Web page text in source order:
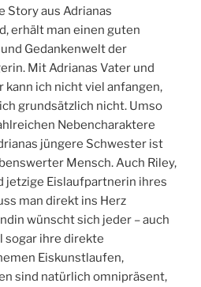
Story aus Adrianas
erhält man einen guten
Gedankenwelt der
Mit Adrianas Vater und
ich nicht viel anfangen,
grundsätzlich nicht. Umso
Nebencharaktere
jüngere Schwester ist
Mensch. Auch Riley,
jetzige Eislaufpartnerin ihres
man direkt ins Herz
wünscht sich jeder – auch
sogar ihre direkte
Eiskunstlaufen,
sind natürlich omnipräsent,